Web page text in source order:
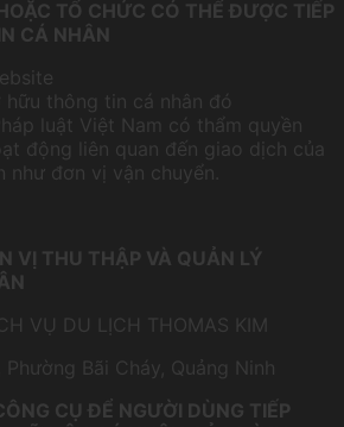
TỔ CHỨC CÓ THỂ ĐƯỢC TIẾP
CÁ NHÂN
hữu thông tin cá nhân đó
luật Việt Nam có thẩm quyền
động liên quan đến giao dịch của
như đơn vị vận chuyển.
VỊ THU THẬP VÀ QUẢN LÝ
VỤ DU LỊCH THOMAS KIM
Phường Bãi Cháy, Quảng Ninh
CỤ ĐỂ NGƯỜI DÙNG TIẾP